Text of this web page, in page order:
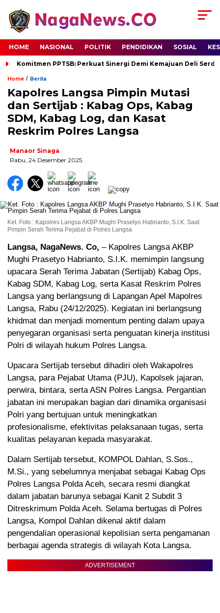
HOME NASIONAL POLITIK PENDIDIKAN SOSIAL
Komitmen PPTSB: Perkuat Sinergi Demi Kemajuan Deli
Home / Berita
Kapolres Langsa Pimpin Mutasi
dan Sertijab : Kabag Ops, Kabag
SDM, Kabag Log, dan Kasat
Reskrim Polres Langsa
Manaor Sinaga
Rabu, 24 Desember 2025
Ket. Foto : Kapolres Langsa AKBP Mughi Prasetyo Habrianto, S.I.K. Saat
Pimpin Serah Terima Pejabat di Polres Langsa
Langsa, NagaNews. Co, – Kapolres Langsa AKBP
Mughi Prasetyo Habrianto, S.I.K. memimpin langsung
upacara Serah Terima Jabatan (Sertijab) Kabag Ops,
Kabag SDM, Kabag Log, serta Kasat Reskrim Polres
Langsa yang berlangsung di Lapangan Apel Mapolres
Langsa, Rabu (24/12/2025). Kegiatan ini berlangsung
khidmat dan menjadi momentum penting dalam upaya
penyegaran organisasi serta penguatan kinerja institusi
Polri di wilayah hukum Polres Langsa.
Upacara Sertijab tersebut dihadiri oleh Wakapolres
Langsa, para Pejabat Utama (PJU), Kapolsek jajaran,
perwira, bintara, serta ASN Polres Langsa. Pergantian
jabatan ini merupakan bagian dari dinamika organisasi
Polri yang bertujuan untuk meningkatkan
profesionalisme, efektivitas pelaksanaan tugas, serta
kualitas pelayanan kepada masyarakat.
Dalam Sertijab tersebut, KOMPOL Dahlan, S.Sos.,
M.Si., yang sebelumnya menjabat sebagai Kabag Ops
Polres Langsa Polda Aceh, secara resmi diangkat
dalam jabatan barunya sebagai Kanit 2 Subdit 3
Ditreskrimum Polda Aceh. Selama bertugas di Polres
Langsa, Kompol Dahlan dikenal aktif dalam
pengendalian operasional kepolisian serta pengamanan
berbagai agenda strategis di wilayah Kota Langsa.
ADVERTISEMENT